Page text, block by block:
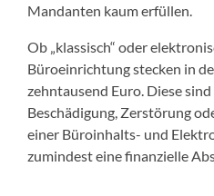
Mandanten kaum erfüllen.
Ob „klassisch“ oder
Büroeinrichtung stecken in
zehntausend Euro. Diese
Beschädigung, Zerstörung
einer Büroinhalts- und
zumindest eine finanzielle